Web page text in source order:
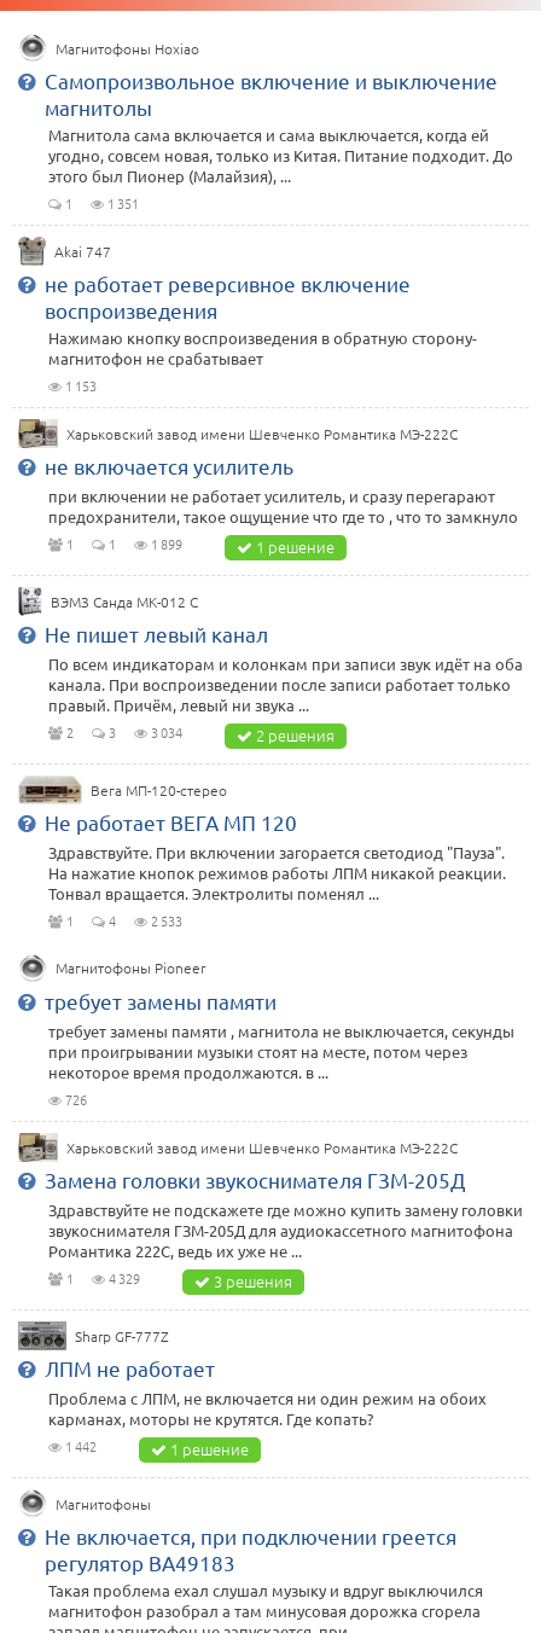
Магнитофоны Hoxiao
Самопроизвольное включение и выключение
магнитолы
Магнитола сама включается и сама выключается, когда ей
угодно, совсем новая, только из Китая. Питание подходит. До
этого был Пионер (Малайзия), ...
1 1 351
Akai 747
не работает реверсивное включение
воспроизведения
Нажимаю кнопку воспроизведения в обратную сторону-
магнитофон не срабатывает
1 153
Харьковский завод имени Шевченко Романтика МЭ-222С
не включается усилитель
при включении не работает усилитель, и сразу перегарают
предохранители, такое ощущение что где то , что то замкнуло
1 1 1 899 1 решение
ВЭМЗ Санда МК-012 С
Не пишет левый канал
По всем индикаторам и колонкам при записи звук идёт на оба
канала. При воспроизведении после записи работает только
правый. Причём, левый ни звука ...
2 3 3 034 2 решения
Вега МП-120-стерео
Не работает ВЕГА МП 120
Здравствуйте. При включении загорается светодиод "Пауза".
На нажатие кнопок режимов работы ЛПМ никакой реакции.
Тонвал вращается. Электролиты поменял ...
1 4 2 533
Магнитофоны Pioneer
требует замены памяти
требует замены памяти , магнитола не выключается, секунды
при проигрывании музыки стоят на месте, потом через
некоторое время продолжаются. в ...
726
Харьковский завод имени Шевченко Романтика МЭ-222С
Замена головки звукоснимателя ГЗМ-205Д
Здравствуйте не подскажете где можно купить замену головки
звукоснимателя ГЗМ-205Д для аудиокассетного магнитофона
Романтика 222С, ведь их уже не ...
1 4 329 3 решения
Sharp GF-777Z
ЛПМ не работает
Проблема с ЛПМ, не включается ни один режим на обоих
карманах, моторы не крутятся. Где копать?
1 442 1 решение
Магнитофоны
Не включается, при подключении греется
регулятор BA49183
Такая проблема ехал слушал музыку и вдруг выключился
магнитофон разобрал а там минусовая дорожка сгорела